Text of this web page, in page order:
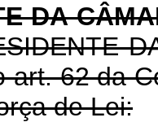
DA
art. 62 da
de Lei: